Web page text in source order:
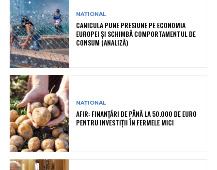
NAȚIONAL
CANICULA PUNE PRESIUNE PE ECONOMIA
EUROPEI ȘI SCHIMBĂ COMPORTAMENTUL DE
CONSUM (ANALIZĂ)
NAȚIONAL
AFIR: FINANȚĂRI DE PÂNĂ LA 50.000 DE EURO
PENTRU INVESTIȚII ÎN FERMELE MICI